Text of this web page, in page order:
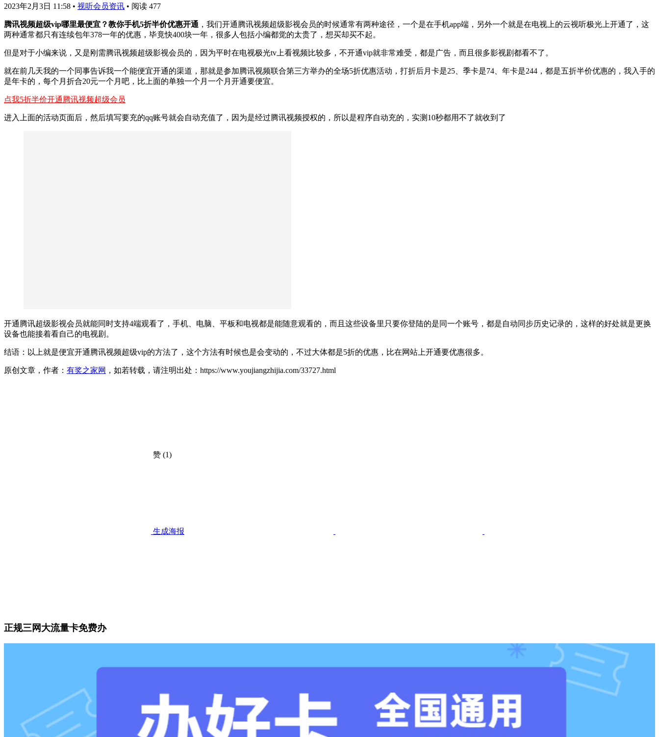
2023年2月3日 11:58 • 视听会员资讯 • 阅读 477
腾讯视频超级vip哪里最便宜？教你手机5折半价优惠开通 ，我们开通腾讯视频超级影视会员的时候通常有两种途径，一个是在手机app端，另外一个就是在电视上的云视听极光上开通了，这
两种通常都只有连续包年378一年的优惠，毕竟快400块一年，很多人包括小编都觉的太贵了，想买却买不起。
但是对于小编来说，又是刚需腾讯视频超级影视会员的，因为平时在电视极光tv上看视频比较多，不开通vip就非常难受，都是广告，而且很多影视剧都看不了。
就在前几天我的一个同事告诉我一个能便宜开通的渠道，那就是参加腾讯视频联合第三方举办的全场5折优惠活动，打折后月卡是25、季卡是74、年卡是244，都是五折半价优惠的，我入手的
是年卡的，每个月折合20元一个月吧，比上面的单独一个月一个月开通要便宜。
点我5折半价开通腾讯视频超级会员
进入上面的活动页面后，然后填写要充的qq账号就会自动充值了，因为是经过腾讯视频授权的，所以是程序自动充的，实测10秒都用不了就收到了
开通腾讯超级影视会员就能同时支持4端观看了，手机、电脑、平板和电视都是能随意观看的，而且这些设备里只要你登陆的是同一个账号，都是自动同步历史记录的，这样的好处就是更换
设备也能接着看自己的电视剧。
结语：以上就是便宜开通腾讯视频超级vip的方法了，这个方法有时候也是会变动的，不过大体都是5折的优惠，比在网站上开通要优惠很多。
原创文章，作者： 有奖之家网 ，如若转载，请注明出处：https://www.youjiangzhijia.com/33727.html
赞 (1)
生成海报
正规三网大流量卡免费办